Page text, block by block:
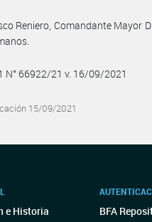
Reniero, Comandante Mayor
N° 66922/21 v. 16/09/2021
15/09/2021
e Historia
BFA